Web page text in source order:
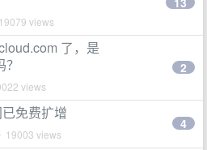
views
了，是
views
2
免费扩增
19003 views
4